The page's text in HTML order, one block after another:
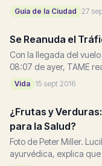
juntos. Meggan de
Guía de la Ciudad 27
Se Reanuda el
Con la llegada del
08:07 de ayer, TAME
Aeropuerto Mariscal La
Vida 15 sept 2016
¿Frutas y
para la Salud?
Foto de Peter Miller.
ayurvédica, explica